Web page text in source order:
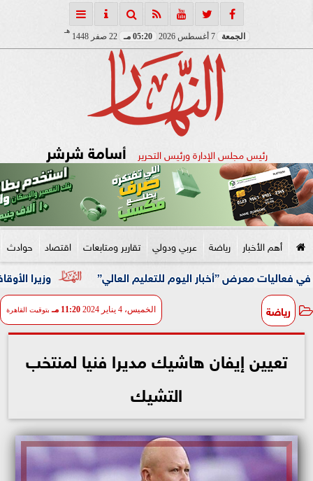
الجمعة 7 أغسطس 2026 05:20 مـ 22 صفر 1448
هـ
رئيس مجلس الإدارة ورئيس التحرير أسامة شرشر
أهم الأخبار رياضة عربي ودولي تقارير ومتابعات اقتصاد حوادث
وزيرا الأوقاف ”أخبار اليوم للتعليم العالي”
رياضة الخميس، 4 يناير 2024 11:20 مـ بتوقيت القاهرة
تعيين إيفان هاشيك مديرا فنيا لمنتخب
التشيك